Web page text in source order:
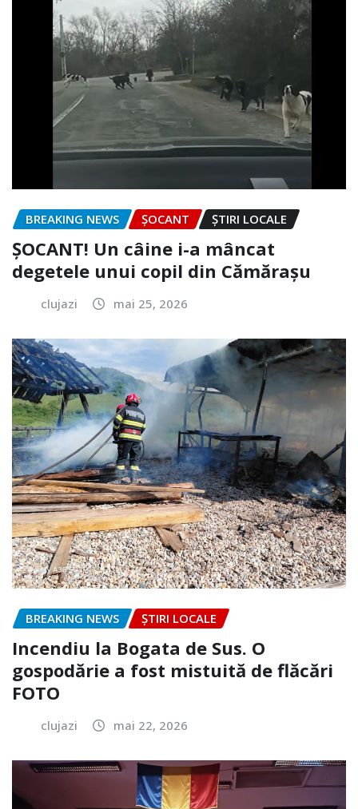
BREAKING NEWS ȘOCANT ȘTIRI LOCALE
ȘOCANT! Un câine i-a mâncat
degetele unui copil din Cămărașu
clujazi mai 25, 2026
BREAKING NEWS ȘTIRI LOCALE
Incendiu la Bogata de Sus. O
gospodărie a fost mistuită de flăcări
FOTO
clujazi mai 22, 2026